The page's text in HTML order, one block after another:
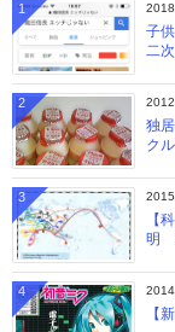
子
二
1
独
ク
2
【
明
3
【
4